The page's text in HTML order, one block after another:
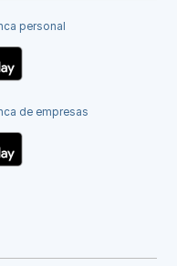
personal
de empresas